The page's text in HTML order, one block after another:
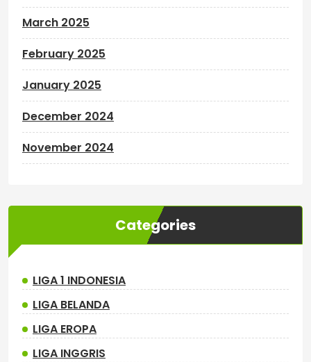
March 2025
February 2025
January 2025
December 2024
November 2024
Categories
LIGA 1 INDONESIA
LIGA BELANDA
LIGA EROPA
LIGA INGGRIS